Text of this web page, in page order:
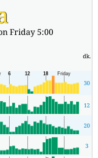
Friday 5:00
dk.
30
12
20
3